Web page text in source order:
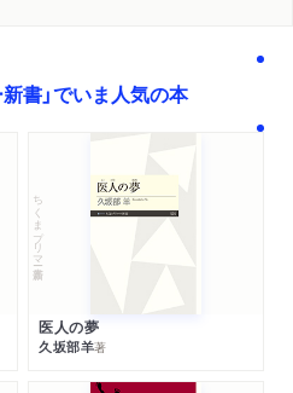
書」でいま人気の本
ちくまプリマー新書
医人の夢
久坂部羊著